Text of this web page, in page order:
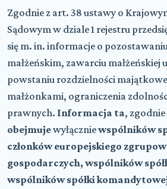
Zgodnie z art. 38 ustawy o
Sądowym w dziale 1 rejestru
się m. in. informacje o
małżeńskim, zawarciu
powstaniu rozdzielności
małżonkami, ograniczenia
prawnych. Informacja ta,
obejmujewyłączniewspólników
członków europejskiego
gospodarczych, wspólników
wspólników spółki